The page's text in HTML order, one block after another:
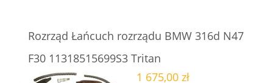
Rozrząd Łańcuch rozrządu BMW 316d N47
F30 11318515699S3 Tritan
1 675,00 zł